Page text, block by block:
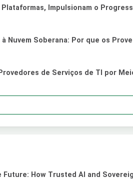
Plataformas, Impulsionam o
à Nuvem Soberana: Por que os
de Serviços de TI por
Future: How Trusted AI and